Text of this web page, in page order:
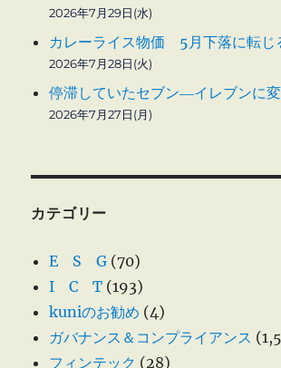
2026年7月29日(水)
カレーライス物価 5月下落に転じ
2026年7月28日(火)
停滞していたセブン―イレブンに
2026年7月27日(月)
カテゴリー
E S G (70)
I C T (193)
kuniのお勧め (4)
ガバナンス＆コンプライアンス
フィンテック (28)